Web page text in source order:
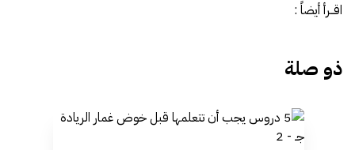
اقــرأ أيضاً :
ذو صلة